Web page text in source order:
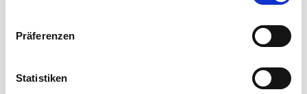
Präferenzen
Statistiken